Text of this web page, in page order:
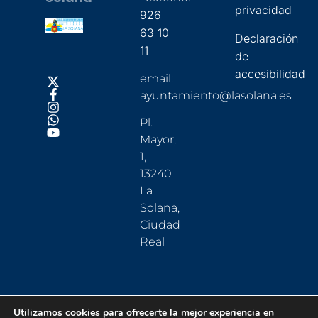
926
63 10
11
email:
ayuntamiento@lasolana.es
Pl.
Mayor,
1,
13240
La
Solana,
Ciudad
Real
privacidad
Declaración
de
accesibilidad
Utilizamos cookies para ofrecerte la mejor experiencia en